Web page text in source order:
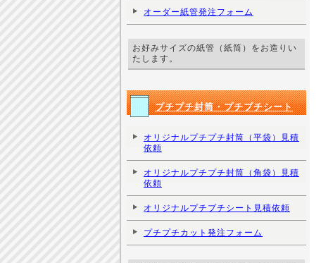
オーダー紙管発注フォーム
お好みサイズの紙管（紙筒）をお造りい
たします。
プチプチ封筒・プチプチシート
オリジナルプチプチ封筒（平袋）見積
依頼
オリジナルプチプチ封筒（角袋）見積
依頼
オリジナルプチプチシート見積依頼
プチプチカット発注フォーム